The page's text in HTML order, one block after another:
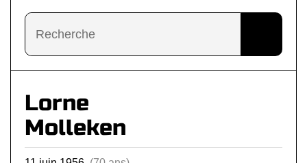
Lorne
Molleken